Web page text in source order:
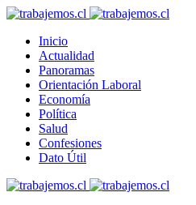
Inicio
Actualidad
Panoramas
Orientación Laboral
Economía
Política
Salud
Confesiones
Dato Útil